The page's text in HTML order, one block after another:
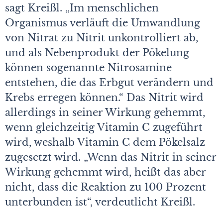
sagt Kreißl. „Im menschlichen
Organismus verläuft die Umwandlung
von Nitrat zu Nitrit unkontrolliert ab,
und als Nebenprodukt der Pökelung
können sogenannte Nitrosamine
entstehen, die das Erbgut verändern und
Krebs erregen können.“ Das Nitrit wird
allerdings in seiner Wirkung gehemmt,
wenn gleichzeitig Vitamin C zugeführt
wird, weshalb Vitamin C dem Pökelsalz
zugesetzt wird. „Wenn das Nitrit in seiner
Wirkung gehemmt wird, heißt das aber
nicht, dass die Reaktion zu 100 Prozent
unterbunden ist“, verdeutlicht Kreißl.